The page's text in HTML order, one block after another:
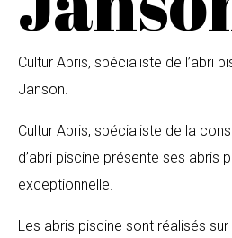
Cultur Abris, spécialiste de l’abri
Janson.
Cultur Abris, spécialiste de la
d’abri piscine présente ses abris
exceptionnelle.
Les abris piscine sont réalisés